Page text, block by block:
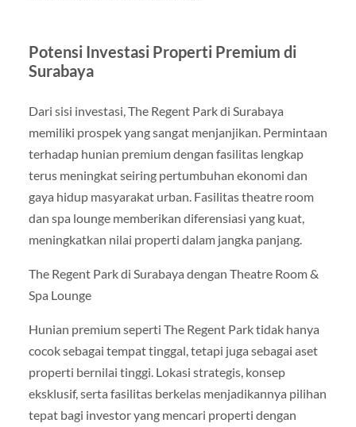
Potensi Investasi Properti Premium di
Surabaya
Dari sisi investasi, The Regent Park di Surabaya
memiliki prospek yang sangat menjanjikan. Permintaan
terhadap hunian premium dengan fasilitas lengkap
terus meningkat seiring pertumbuhan ekonomi dan
gaya hidup masyarakat urban. Fasilitas theatre room
dan spa lounge memberikan diferensiasi yang kuat,
meningkatkan nilai properti dalam jangka panjang.
The Regent Park di Surabaya dengan Theatre Room &
Spa Lounge
Hunian premium seperti The Regent Park tidak hanya
cocok sebagai tempat tinggal, tetapi juga sebagai aset
properti bernilai tinggi. Lokasi strategis, konsep
eksklusif, serta fasilitas berkelas menjadikannya pilihan
tepat bagi investor yang mencari properti dengan